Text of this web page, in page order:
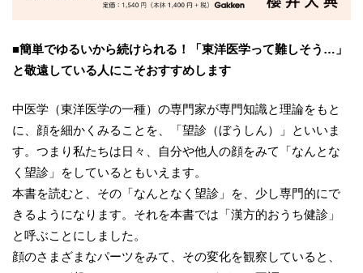
■簡単でゆるいから続けられる！「東洋医学って難しそう…」
と敬遠している人にこそおすすめします
中医学（東洋医学の一種）の専門家が専門知識と理論をもと
に、顔を細かくみることを、「望診（ぼうしん）」といいま
す。つまり私たちは日々、自分や他人の顔をみて「なんとな
く望診」をしているともいえます。
本書を読むと、その「なんとなく望診」を、少し専門的にで
きるようになります。それを本書では「漢方的おうち健診」
と呼ぶことにしました。
顔のさまざまなパーツをみて、その変化を観察していると、